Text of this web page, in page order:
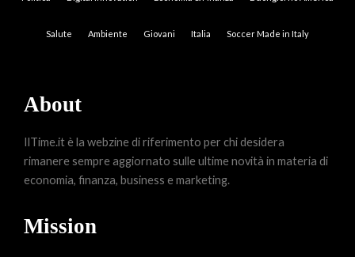
Salute Ambiente Giovani Italia Soccer Made in Italy
About
IlTime.it è la webzine di riferimento per chi desidera
rimanere sempre aggiornato sulle ultime novità in materia di
economia, finanza, business e marketing.
Mission